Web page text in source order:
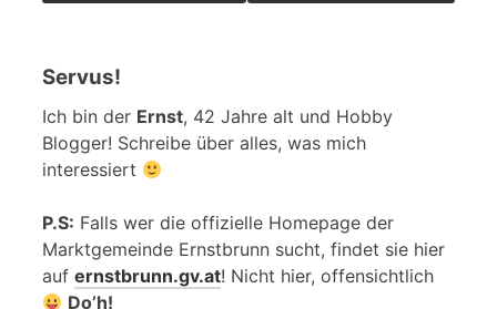
Servus!
Ich bin der Ernst, 42 Jahre alt und Hobby
Blogger! Schreibe über alles, was mich
interessiert
P.S: Falls wer die offizielle Homepage der
Marktgemeinde Ernstbrunn sucht, findet sie hier
auf ernstbrunn.gv.at! Nicht hier, offensichtlich
Do’h!